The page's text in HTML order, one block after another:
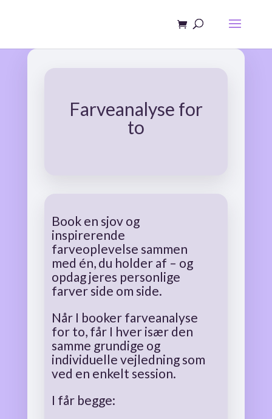
Farveanalyse for
to
Book en sjov og
inspirerende
farveoplevelse sammen
med én, du holder af – og
opdag jeres personlige
farver side om side.
Når I booker farveanalyse
for to, får I hver især den
samme grundige og
individuelle vejledning som
ved en enkelt session.
I får begge: